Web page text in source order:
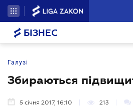
БІЗНЕС
Галузі
Збираються
5 січня 2017, 16:10 213